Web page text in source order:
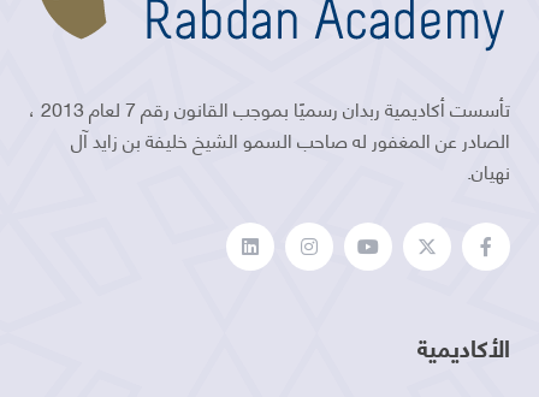
تأسست أكاديمية ربدان رسميًا بموجب القانون رقم 7 لعام 2013 ،
الصادر عن المغفور له صاحب السمو الشيخ خليفة بن زايد آل
نهيان.
الأكاديمية